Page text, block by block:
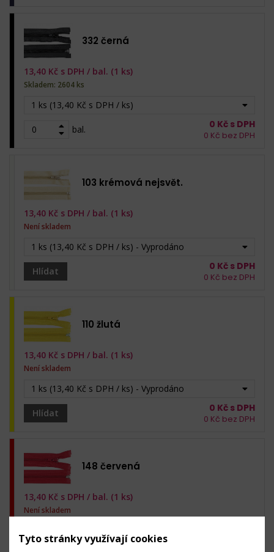
332 černá
1 ks (13,40 Kč s DPH / ks)
bal.
13,40 Kč s DPH / bal. (1 ks)
Skladem: 2604 ks
0 Kč s DPH
0 Kč bez DPH
103 krémová nejsvět.
1 ks (13,40 Kč s DPH / ks) - Vyprodáno
Hlídat
13,40 Kč s DPH / bal. (1 ks)
Není skladem
0 Kč s DPH
0 Kč bez DPH
110 žlutá
1 ks (13,40 Kč s DPH / ks) - Vyprodáno
Hlídat
13,40 Kč s DPH / bal. (1 ks)
Není skladem
0 Kč s DPH
0 Kč bez DPH
148 červená
13,40 Kč s DPH / bal. (1 ks)
Není skladem
Tyto stránky využívají cookies